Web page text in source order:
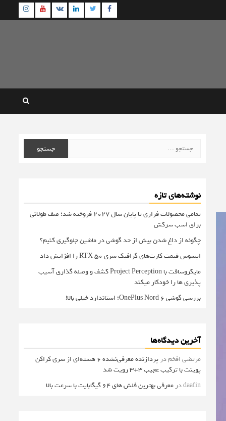
Facebook
Twitter
Linkedin
VK
برای:
نوشته‌های تازه
تمامی محصولات فراری تا پایان سال ۲۰۲۷ فروخته شد؛ صف طولانی
برای اسب سرکش
چگونه از داغ شدن بیش از حد گوشی در ماشین جلوگیری کنیم؟
ایسوس قیمت کارت‌های گرافیک سری RTX 50 را افزایش داد
مایکروسافت با Project Perception کشف و وصله گذاری آسیب
پذیری ها را خودکار میکند
بررسی گوشی OnePlus Nord 6؛ استاندارد خیلی بالا!
آخرین دیدگاه‌ها
مرتضی افخمدر
پردازنده معرفی‌نشده 6 هسته‌ای از سری کراکن
پوینت با ترکیب عجیب 3+3 رویت شد
daafinدر معرفی بهترین فلش های 64 گیگابایت با سرعت بالا